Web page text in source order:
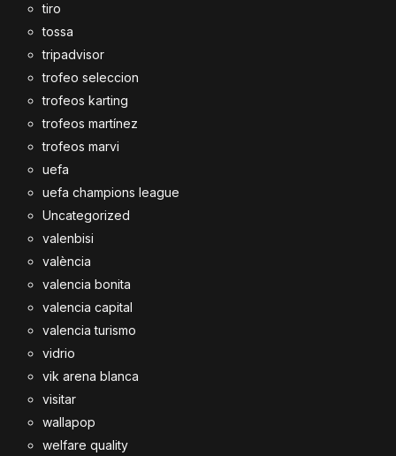
tiro
tossa
tripadvisor
trofeo seleccion
trofeos karting
trofeos martínez
trofeos marvi
uefa
uefa champions league
Uncategorized
valenbisi
valència
valencia bonita
valencia capital
valencia turismo
vidrio
vik arena blanca
visitar
wallapop
welfare quality